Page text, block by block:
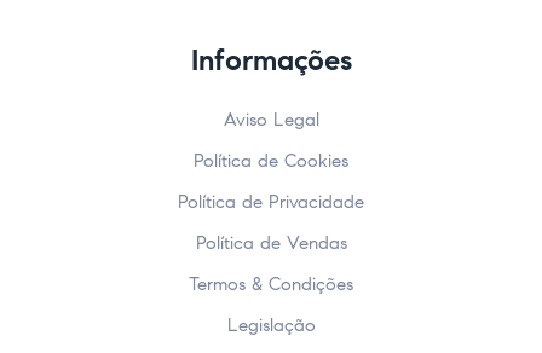
Informações
Aviso Legal
Política de Cookies
Política de Privacidade
Política de Vendas
Termos & Condições
Legislação